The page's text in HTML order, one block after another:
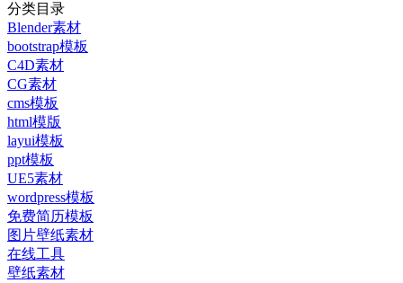
分类目录
Blender素材
bootstrap模板
C4D素材
CG素材
cms模板
html模版
layui模板
ppt模板
UE5素材
wordpress模板
免费简历模板
图片壁纸素材
在线工具
壁纸素材